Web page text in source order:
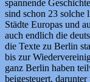
spannende
sind schon 23 solche
Städte Europas und
auch endlich die
die Texte zu Berlin
bis zur
ganz Berlin haben
beigesteuert,